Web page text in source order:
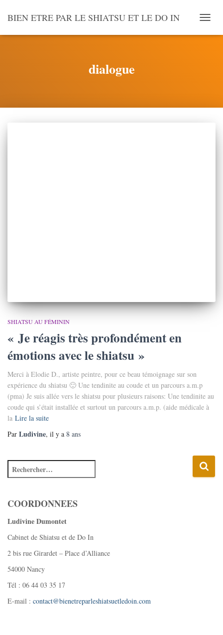
BIEN ETRE PAR LE SHIATSU ET LE DO IN
LA
dialogue
SHIATSU AU FÉMININ
« Je réagis très profondément en
émotions avec le shiatsu »
Merci à Elodie D., artiste peintre, pour ce beau témoignage sur son
expérience du shiatsu 🙂 Une tendinite au coude et un parcours a.m.p
(pma) Je suis allée vers le shiatsu pour plusieurs raisons: Une tendinite au
coude qui s’était installée et surtout un parcours a.m.p. (aide médicale à
la Lire la suite
Par Ludivine, il y a 8 ans
COORDONNEES
Ludivine Dumontet
Cabinet de Shiatsu et de Do In
2 bis rue Girardet – Place d’Alliance
54000 Nancy
Tél : 06 44 03 35 17
E-mail : contact@bienetreparleshiatsuetledoin.com